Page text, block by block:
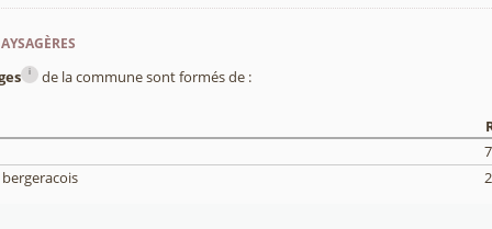
i de la commune sont formés de :